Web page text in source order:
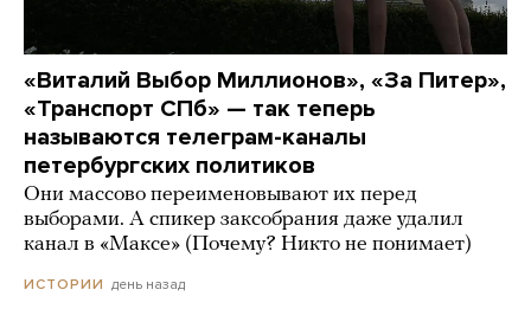
«Виталий Выбор Миллионов», «За Питер»,
«Транспорт СПб» — так теперь
называются телеграм-каналы
петербургских политиков
Они массово переименовывают их перед
выборами. А спикер заксобрания даже удалил
канал в «Максе» (Почему? Никто не понимает)
ИСТОРИИ день назад